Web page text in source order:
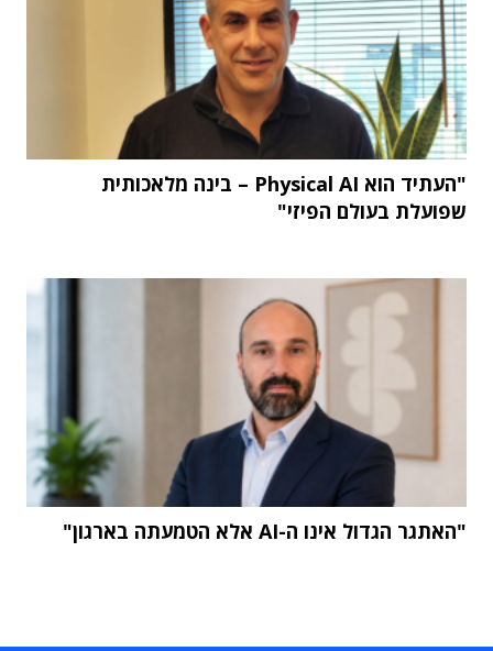
"העתיד הוא Physical AI – בינה מלאכותית
שפועלת בעולם הפיזי"
"האתגר הגדול אינו ה-AI אלא הטמעתה בארגון"